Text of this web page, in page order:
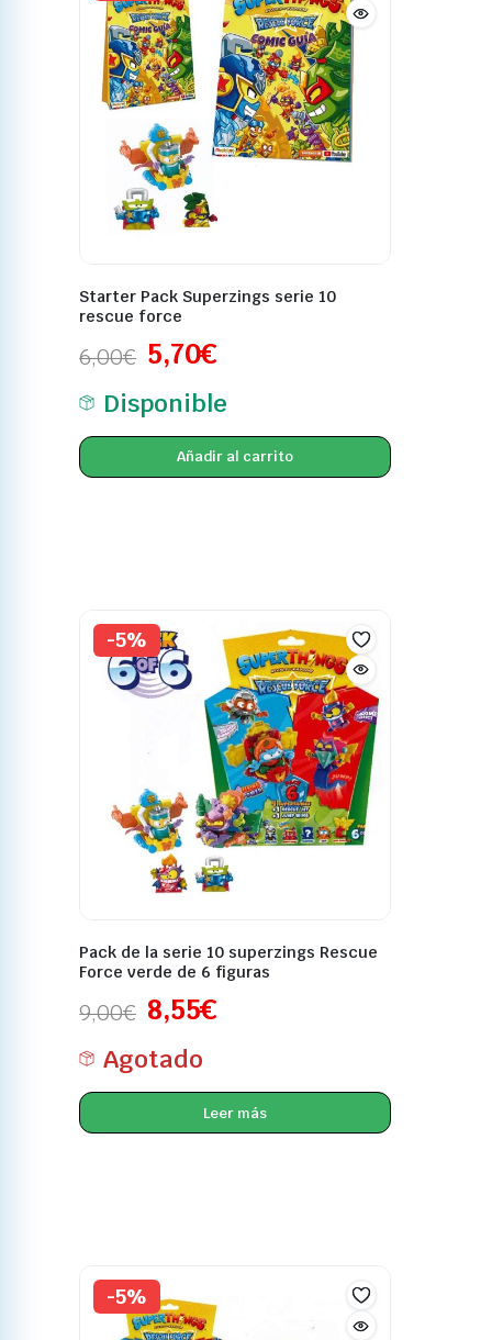
Starter Pack Superzings serie 10
rescue force
6,00€ 5,70€
Disponible
Añadir al carrito
-5%
Pack de la serie 10 superzings Rescue
Force verde de 6 figuras
9,00€ 8,55€
Agotado
Leer más
-5%